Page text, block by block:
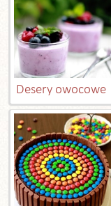
Desery owocowe